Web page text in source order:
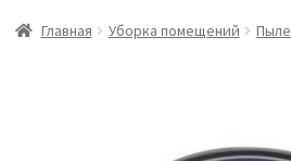
Главная Уборка помещений